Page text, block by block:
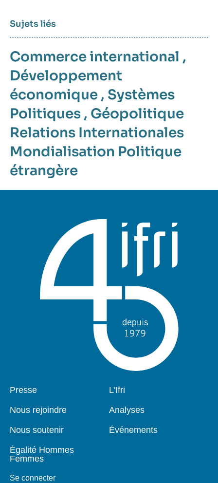
Sujets liés
Commerce international ,
Développement
économique , Systèmes
Politiques , Géopolitique
Relations Internationales
Mondialisation Politique
étrangère
Pied
Presse
Nous rejoindre
Nous soutenir
Égalité Hommes
Femmes
Se connecter
Navigation
L'Ifri
Analyses
Événements